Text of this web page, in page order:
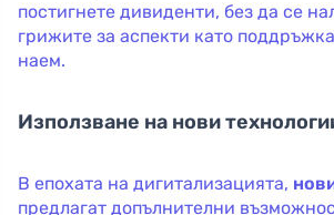
постигнете дивиденти, без да се
грижите за аспекти като
наем.
Използване на нови
В епохата на дигитализацията,
предлагат допълнителни